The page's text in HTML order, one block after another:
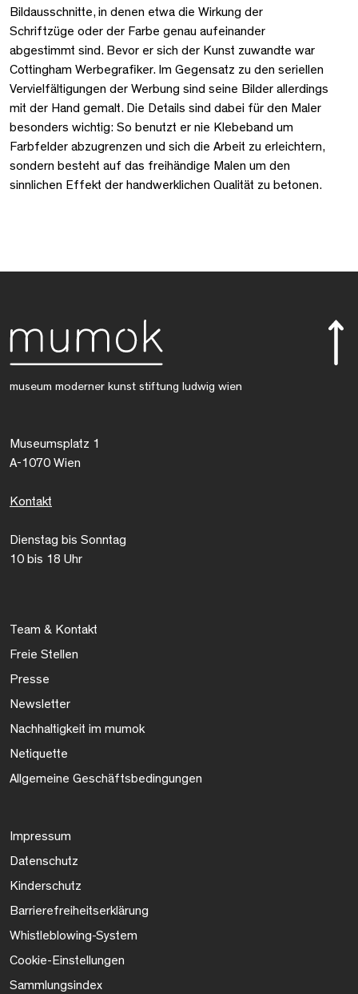
Bildausschnitte, in denen etwa die Wirkung der
Schriftzüge oder der Farbe genau aufeinander
abgestimmt sind. Bevor er sich der Kunst zuwandte war
Cottingham Werbegrafiker. Im Gegensatz zu den seriellen
Vervielfältigungen der Werbung sind seine Bilder allerdings
mit der Hand gemalt. Die Details sind dabei für den Maler
besonders wichtig: So benutzt er nie Klebeband um
Farbfelder abzugrenzen und sich die Arbeit zu erleichtern,
sondern besteht auf das freihändige Malen um den
sinnlichen Effekt der handwerklichen Qualität zu betonen.
museum moderner kunst stiftung ludwig wien
Museumsplatz 1
A-1070 Wien
Kontakt
Dienstag bis Sonntag
10 bis 18 Uhr
Team & Kontakt
Freie Stellen
Presse
Newsletter
Nachhaltigkeit im mumok
Netiquette
Allgemeine Geschäftsbedingungen
Impressum
Datenschutz
Kinderschutz
Barrierefreiheitserklärung
Whistleblowing-System
Cookie-Einstellungen
Sammlungsindex